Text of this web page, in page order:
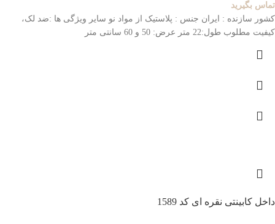
تماس بگیرید
کشور سازنده : ایران جنس : پلاستیک از مواد نو سایر ویژگی ها :ضد لک،
کیفیت مطلوب طول:22 متر عرض: 50 و 60 سانتی متر
داخل کابینتی نقره ای کد 1589